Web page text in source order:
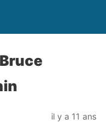
il y a 11 ans